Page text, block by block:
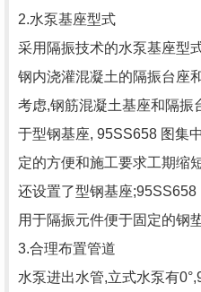
2.水泵基座型式‍
采用隔振技术的水泵基座型
钢内浇灌混凝土的隔振台座
考虑,钢筋混凝土基座和隔振
于型钢基座, 95SS658 图集
定的方便和施工要求工期缩
还设置了型钢基座
用于隔振元件便于固定的钢
3.合理布置管道
水泵进出水管,立式水泵有